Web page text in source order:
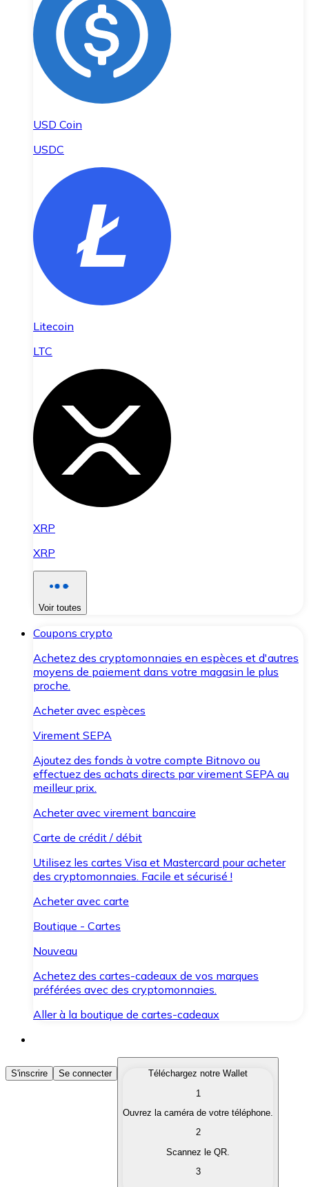
USD Coin
USDC
Litecoin
LTC
XRP
XRP
Voir toutes
Coupons crypto
Achetez des cryptomonnaies en espèces et d'autres
moyens de paiement dans votre magasin le plus
proche.
Acheter avec espèces
Virement SEPA
Ajoutez des fonds à votre compte Bitnovo ou
effectuez des achats directs par virement SEPA au
meilleur prix.
Acheter avec virement bancaire
Carte de crédit / débit
Utilisez les cartes Visa et Mastercard pour acheter
des cryptomonnaies. Facile et sécurisé !
Acheter avec carte
Boutique - Cartes
Nouveau
Achetez des cartes-cadeaux de vos marques
préférées avec des cryptomonnaies.
Aller à la boutique de cartes-cadeaux
Acheter des Cryptomonnaies
Achetez les cryptomonnaies qui vous intéressent
Convertissez vos cryptomonnaies en monnaie
S'inscrire Se connecter
Téléchargez notre Wallet
1
Ouvrez la caméra de votre téléphone.
2
Scannez le QR.
3